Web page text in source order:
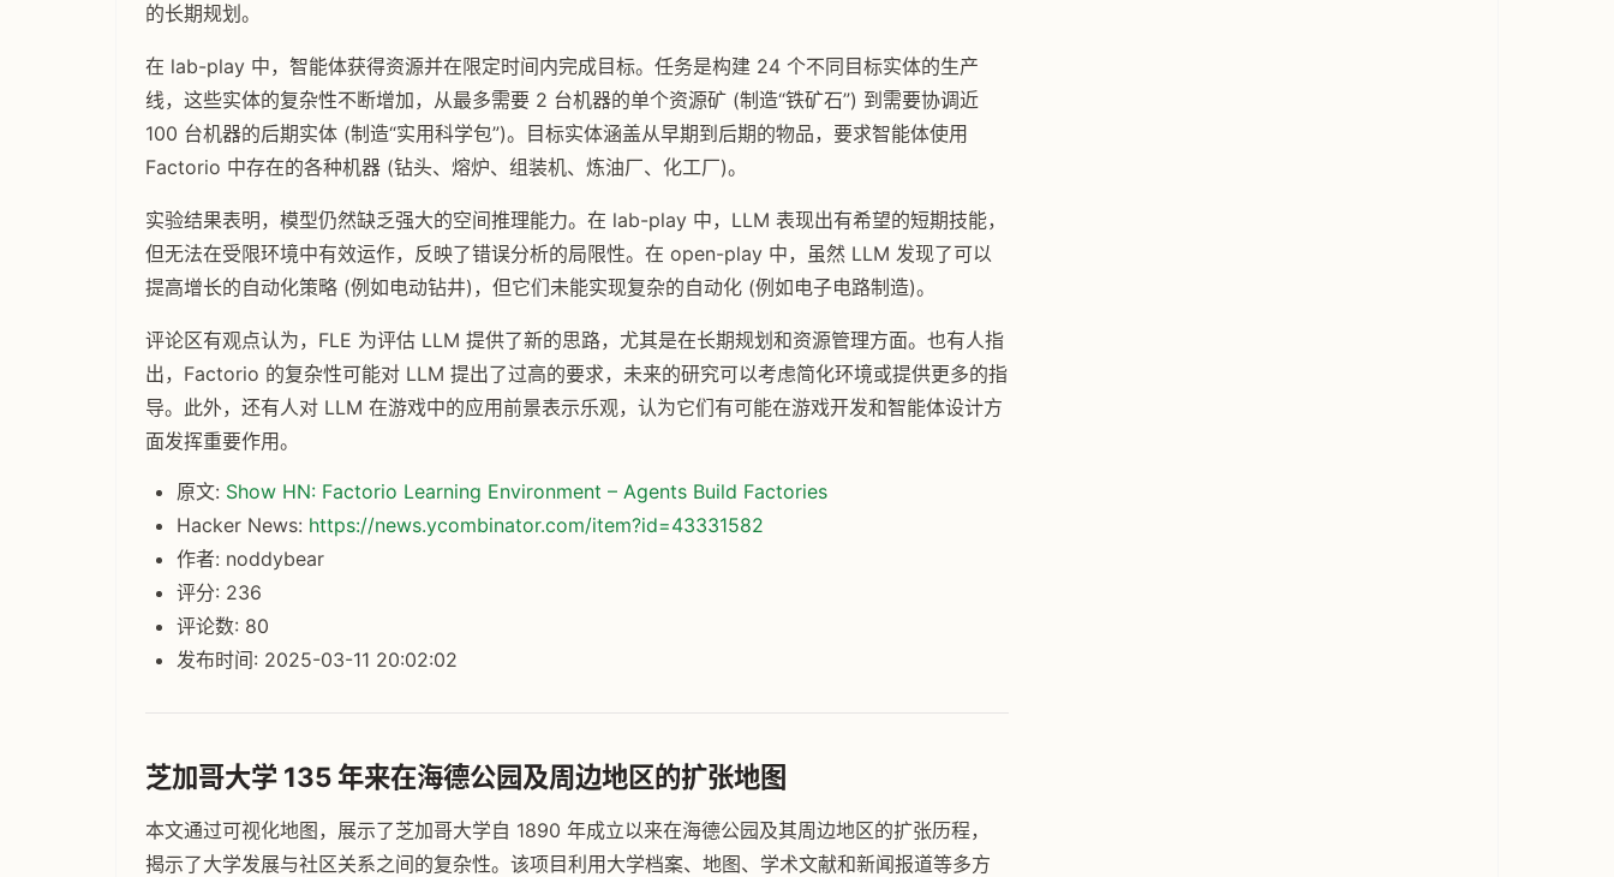
的长期规划。
在 lab-play 中，智能体获得资源并在限定时间内完成目标。任务是构建 24 个不同目标实体的生产
线，这些实体的复杂性不断增加，从最多需要 2 台机器的单个资源矿 (制造“铁矿石”) 到需要协调近
100 台机器的后期实体 (制造“实用科学包”)。目标实体涵盖从早期到后期的物品，要求智能体使用
Factorio 中存在的各种机器 (钻头、熔炉、组装机、炼油厂、化工厂)。
实验结果表明，模型仍然缺乏强大的空间推理能力。在 lab-play 中，LLM 表现出有希望的短期技能，
但无法在受限环境中有效运作，反映了错误分析的局限性。在 open-play 中，虽然 LLM 发现了可以
提高增长的自动化策略 (例如电动钻井)，但它们未能实现复杂的自动化 (例如电子电路制造)。
评论区有观点认为，FLE 为评估 LLM 提供了新的思路，尤其是在长期规划和资源管理方面。也有人指
出，Factorio 的复杂性可能对 LLM 提出了过高的要求，未来的研究可以考虑简化环境或提供更多的指
导。此外，还有人对 LLM 在游戏中的应用前景表示乐观，认为它们有可能在游戏开发和智能体设计方
面发挥重要作用。
原文: Show HN: Factorio Learning Environment – Agents Build Factories
Hacker News: https://news.ycombinator.com/item?id=43331582
作者: noddybear
评分: 236
评论数: 80
发布时间: 2025-03-11 20:02:02
芝加哥大学 135 年来在海德公园及周边地区的扩张地图
本文通过可视化地图，展示了芝加哥大学自 1890 年成立以来在海德公园及其周边地区的扩张历程，
揭示了大学发展与社区关系之间的复杂性。该项目利用大学档案、地图、学术文献和新闻报道等多方